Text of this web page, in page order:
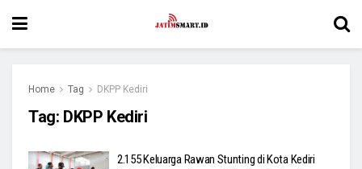
Home Tag DKPP Kediri
Tag: DKPP Kediri
2.155 Keluarga Rawan Stunting di Kota Kediri